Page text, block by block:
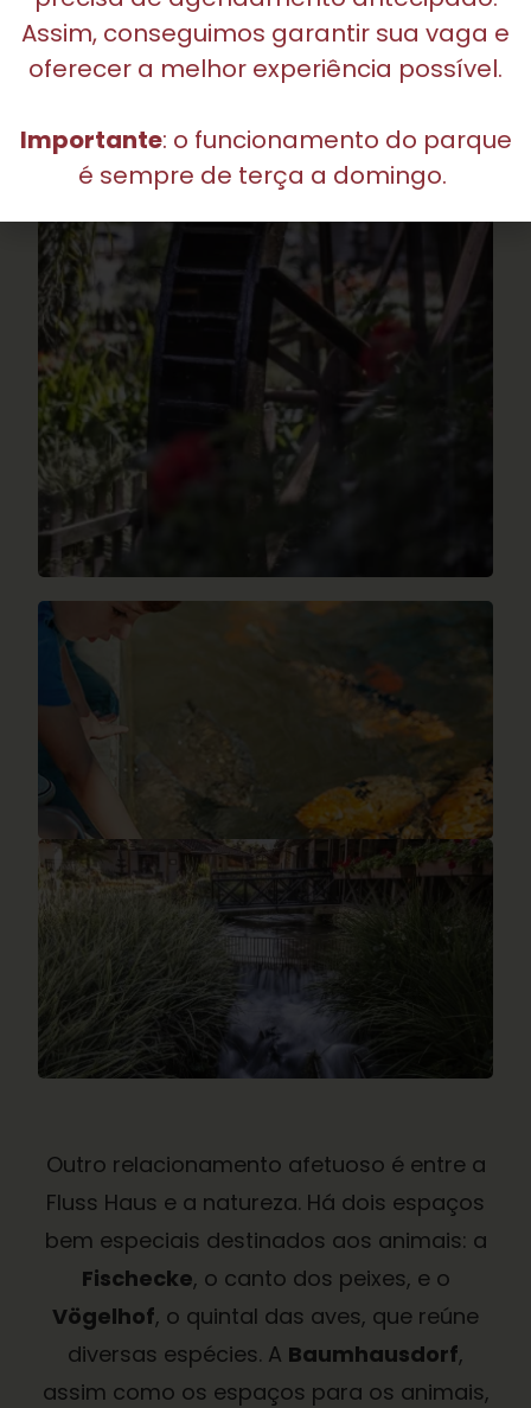
Outro relacionamento afetuoso é entre a
Fluss Haus e a natureza. Há dois espaços
bem especiais destinados aos animais: a
Fischecke, o canto dos peixes, e o
Vögelhof, o quintal das aves, que reúne
diversas espécies. A Baumhausdorf,
assim como os espaços para os animais,
Assim, conseguimos garantir sua vaga e
oferecer a melhor experiência possível.
Importante: o funcionamento do parque
é sempre de terça a domingo.